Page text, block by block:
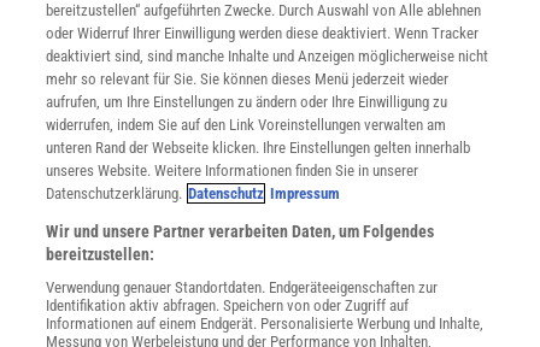
Datenschutz
Nutzungsbedingungen
Cookie-Einstellungen
Utiq verwalten
Nutzungsbasierte Onlinewerbung
Alle Artikel
Impressum
Angebote für Schulen
Angebote für Institutionen
Sprachen lernen mit Gymglish
Lexika
bereitzustellen“ aufgeführten Zwecke. Durch Auswahl von Alle ablehnen
oder Widerruf Ihrer Einwilligung werden diese deaktiviert. Wenn Tracker
deaktiviert sind, sind manche Inhalte und Anzeigen möglicherweise nicht
mehr so relevant für Sie. Sie können dieses Menü jederzeit wieder
aufrufen, um Ihre Einstellungen zu ändern oder Ihre Einwilligung zu
widerrufen, indem Sie auf den Link Voreinstellungen verwalten am
unteren Rand der Webseite klicken. Ihre Einstellungen gelten innerhalb
unseres Website. Weitere Informationen finden Sie in unserer
Datenschutzerklärung. Datenschutz Impressum
Wir und unsere Partner verarbeiten Daten, um Folgendes
bereitzustellen:
Verwendung genauer Standortdaten. Endgeräteeigenschaften zur
Identifikation aktiv abfragen. Speichern von oder Zugriff auf
Informationen auf einem Endgerät. Personalisierte Werbung und Inhalte,
Messung von Werbeleistung und der Performance von Inhalten,